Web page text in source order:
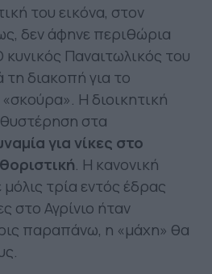
του εικόνα, στον
δεν άφηνε περιθώρια
Παναιτωλικός του
διακοπή για το
Η διοικητική
στα
για νίκες στο
. Η κανονική
μόλις τρία εντός έδρας
στο Αγρίνιο ήταν
παραπάνω, η «μάχη» θα